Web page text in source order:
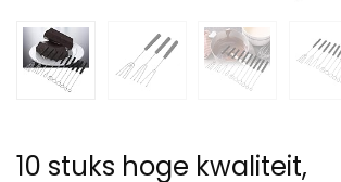
10 stuks hoge kwaliteit,